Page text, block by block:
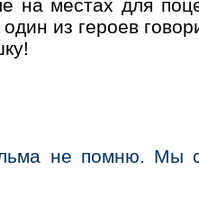
на местах для
из героев
не помню. Мы с